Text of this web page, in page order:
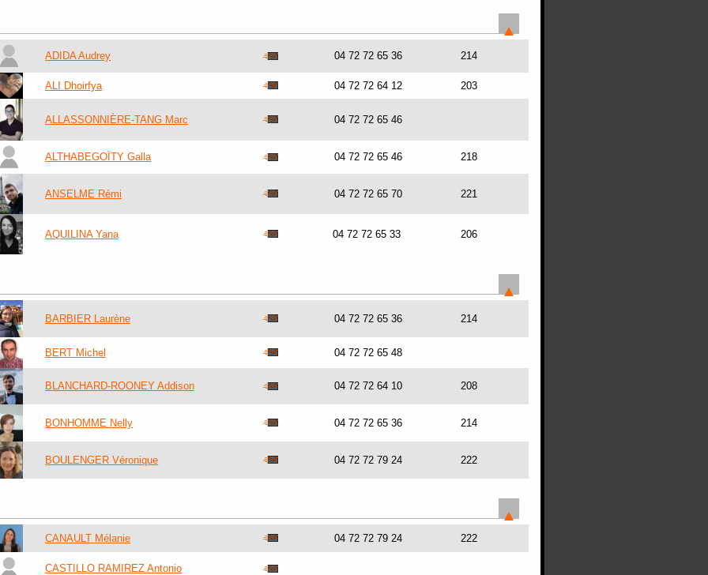
ADIDA Audrey 04 72 72 65 36 214
ALI Dhoirfya 04 72 72 64 12 203
ALLASSONNIÈRE-TANG Marc 04 72 72 65 46
ALTHABEGOÏTY Galla 04 72 72 65 46 218
ANSELME Rémi 04 72 72 65 70 221
AQUILINA Yana 04 72 72 65 33 206
BARBIER Laurène 04 72 72 65 36 214
BERT Michel 04 72 72 65 48
BLANCHARD-ROONEY Addison 04 72 72 64 10 208
BONHOMME Nelly 04 72 72 65 36 214
BOULENGER Véronique 04 72 72 79 24 222
CANAULT Mélanie 04 72 72 79 24 222
CASTILLO RAMIREZ Antonio